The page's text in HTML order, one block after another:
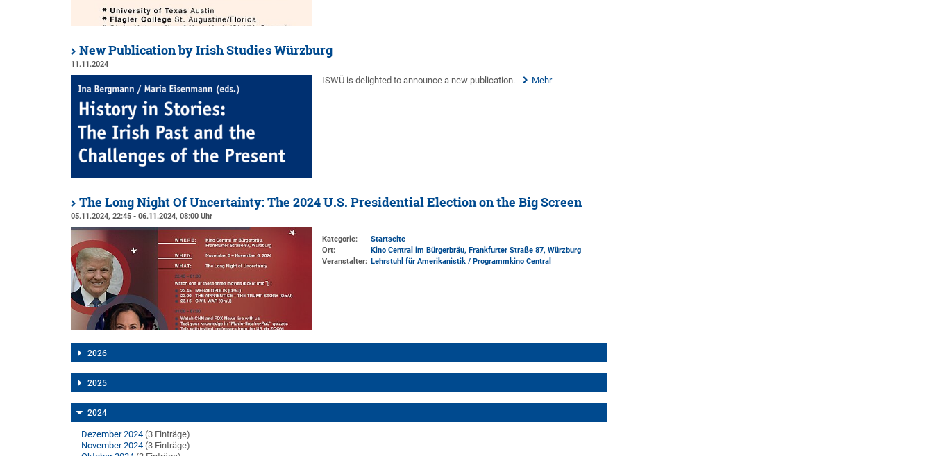
New Publication by Irish Studies Würzburg
11.11.2024
ISWÜ is delighted to announce a new publication. Mehr
The Long Night Of Uncertainty: The 2024 U.S. Presidential Election on the Big Screen
05.11.2024, 22:45 - 06.11.2024, 08:00 Uhr
Kategorie:
Startseite
Ort:
Kino Central im Bürgerbräu, Frankfurter Straße 87, Würzburg
Veranstalter: Lehrstuhl für Amerikanistik / Programmkino Central
2026
2025
2024
Dezember 2024 (3 Einträge)
November 2024 (3 Einträge)